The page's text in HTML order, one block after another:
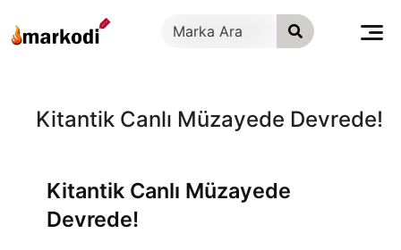
geç
Kitantik Canlı Müzayede Devrede!
Kitantik Canlı Müzayede
Devrede!